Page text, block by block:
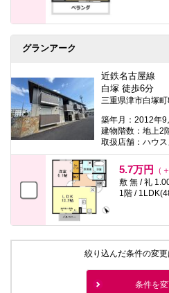
グランアーク
近鉄名古屋線
白塚 徒歩6分
三重県津市白塚
築年月：2012年9
建物階数：地上2
取扱店舗：ハウ
5.7万円
（
敷 無 / 礼
1階 /
絞り込んだ条件の変更
条件を